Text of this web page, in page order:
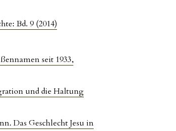
Bd. 9 (2014)
seit 1933,
und die Haltung
Das Geschlecht Jesu in